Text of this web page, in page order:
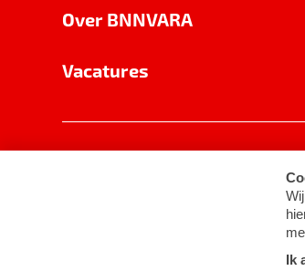
Over BNNVARA
Vacatures
Cookie-instellingen